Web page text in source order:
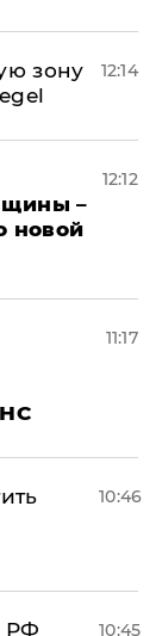
зону
12:14
–
новой
12:12
11:17
10:46
РФ
10:45